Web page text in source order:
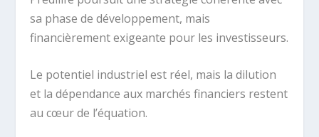
sa phase de développement, mais
financièrement exigeante pour les investisseurs.
Le potentiel industriel est réel, mais la dilution
et la dépendance aux marchés financiers restent
au cœur de l’équation.